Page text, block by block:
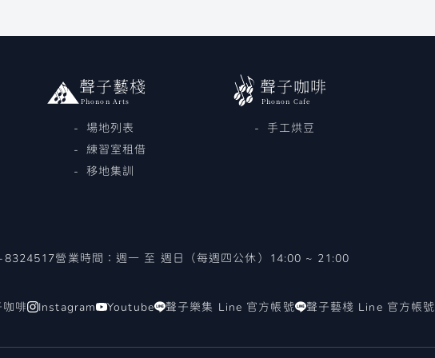
聲子藝棧
Phonon Arts
場地列表
練習室租借
移地集訓
聲子咖啡
Phonon Cafe
手工烘豆
8324517營業時間：週一 至 週日（每週四公休）14:00 ~ 21:00
啡 Instagram Youtube 聲子樂集 Line 官方帳號 聲子藝棧 Line 官方帳號